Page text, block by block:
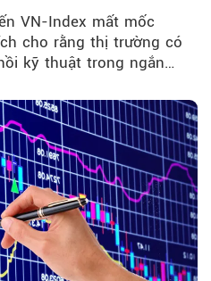
VN-Index mất mốc
cho rằng thị trường có
kỹ thuật trong ngắn